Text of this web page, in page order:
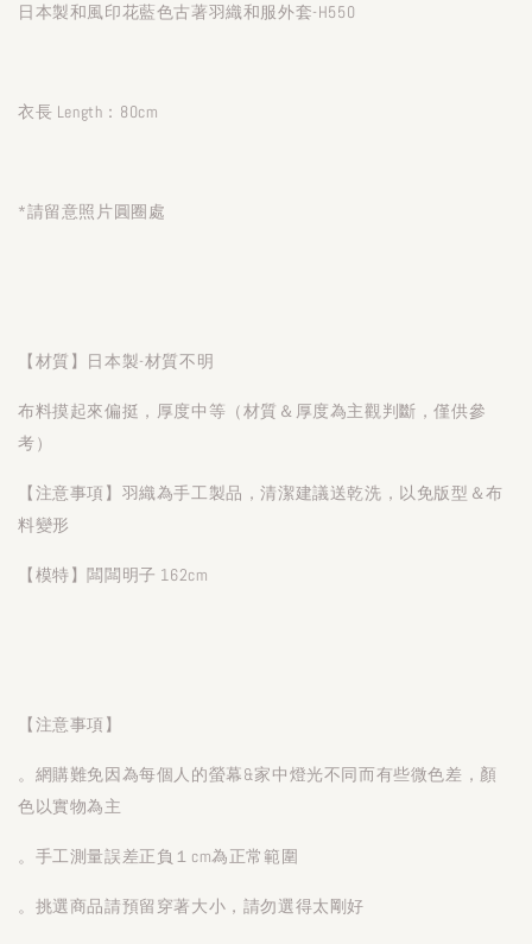
日本製和風印花藍色古著羽織和服外套-H550
衣長 Length：80cm
*請留意照片圓圈處
【材質】日本製-材質不明
布料摸起來偏挺，厚度中等（材質＆厚度為主觀判斷，僅供參
考）
【注意事項】羽織為手工製品，清潔建議送乾洗，以免版型＆布
料變形
【模特】闆闆明子 162cm
【注意事項】
。網購難免因為每個人的螢幕&家中燈光不同而有些微色差，顏
色以實物為主
。手工測量誤差正負１cm為正常範圍
。挑選商品請預留穿著大小，請勿選得太剛好